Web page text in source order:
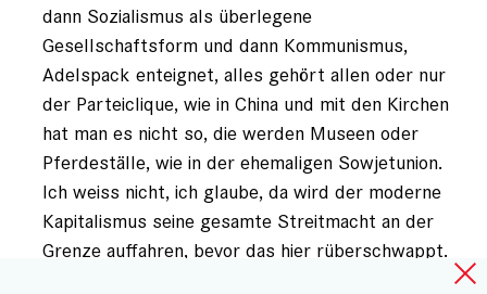
registriert)
dann Sozialismus als überlegene
Gesellschaftsform und dann Kommunismus,
Adelspack enteignet, alles gehört allen oder nur
der Parteiclique, wie in China und mit den Kirchen
hat man es nicht so, die werden Museen oder
Pferdeställe, wie in der ehemaligen Sowjetunion.
Ich weiss nicht, ich glaube, da wird der moderne
Kapitalismus seine gesamte Streitmacht an der
Grenze auffahren, bevor das hier rüberschwappt.